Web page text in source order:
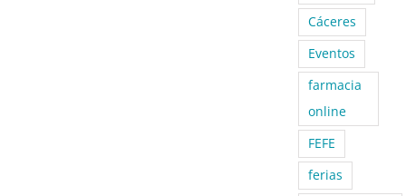
Cáceres
Eventos
farmacia
online
FEFE
ferias